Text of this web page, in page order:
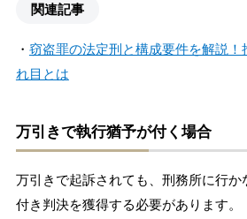
関連記事
・ 窃盗罪の法定刑と構成要件を解説
れ目とは
万引きで執行猶予が付く場合
万引きで起訴されても、刑務所に行
付き判決を獲得する必要があります。